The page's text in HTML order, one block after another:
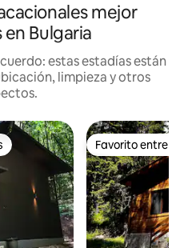
mejor
Bulgaria
estas estadías están
limpieza y otros
Favorito entre
Favorito entre